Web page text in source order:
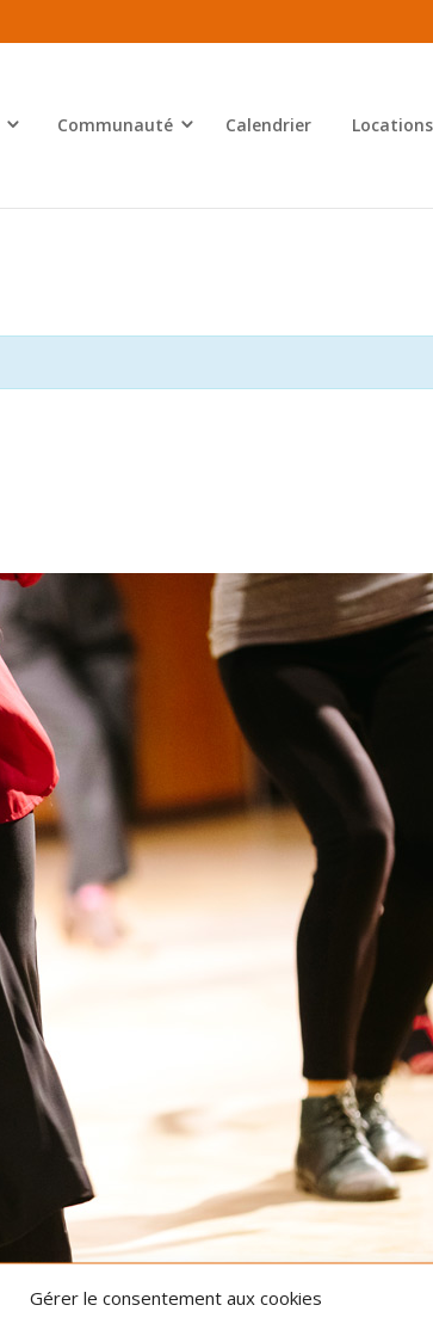
Gérer le consentement aux cookies
Communauté Calendrier Locations